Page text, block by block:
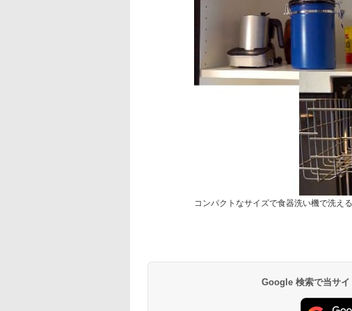
コンパクトなサイズで食器洗い機で洗え
Google 検索で当サイ